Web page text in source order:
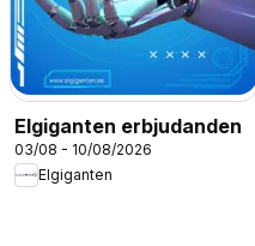
Elgiganten erbjudanden
03/08 - 10/08/2026
Elgiganten